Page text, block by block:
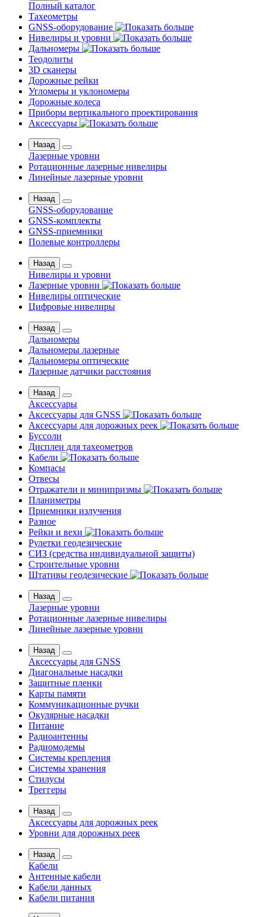
Полный каталог
Тахеометры
GNSS-оборудование
Нивелиры и уровни
Дальномеры
Теодолиты
3D сканеры
Дорожные рейки
Угломеры и уклономеры
Дорожные колеса
Приборы вертикального проектирования
Аксессуары
Назад
Лазерные уровни
Ротационные лазерные нивелиры
Линейные лазерные уровни
Назад
GNSS-оборудование
GNSS-комплекты
GNSS-приемники
Полевые контроллеры
Назад
Нивелиры и уровни
Лазерные уровни
Нивелиры оптические
Цифровые нивелиры
Назад
Дальномеры
Дальномеры лазерные
Дальномеры оптические
Лазерные датчики расстояния
Назад
Аксессуары
Аксессуары для GNSS
Аксессуары для дорожных реек
Буссоли
Дисплеи для тахеометров
Кабели
Компасы
Отвесы
Отражатели и минипризмы
Планиметры
Приемники излучения
Разное
Рейки и вехи
Рулетки геодезические
СИЗ (средства индивидуальной защиты)
Строительные уровни
Штативы геодезические
Назад
Лазерные уровни
Ротационные лазерные нивелиры
Линейные лазерные уровни
Назад
Аксессуары для GNSS
Диагональные насадки
Защитные пленки
Карты памяти
Коммуникационные ручки
Окулярные насадки
Питание
Радиоантенны
Радиомодемы
Системы крепления
Системы хранения
Стилусы
Треггеры
Назад
Аксессуары для дорожных реек
Уровни для дорожных реек
Назад
Кабели
Антенные кабели
Кабели данных
Кабели питания